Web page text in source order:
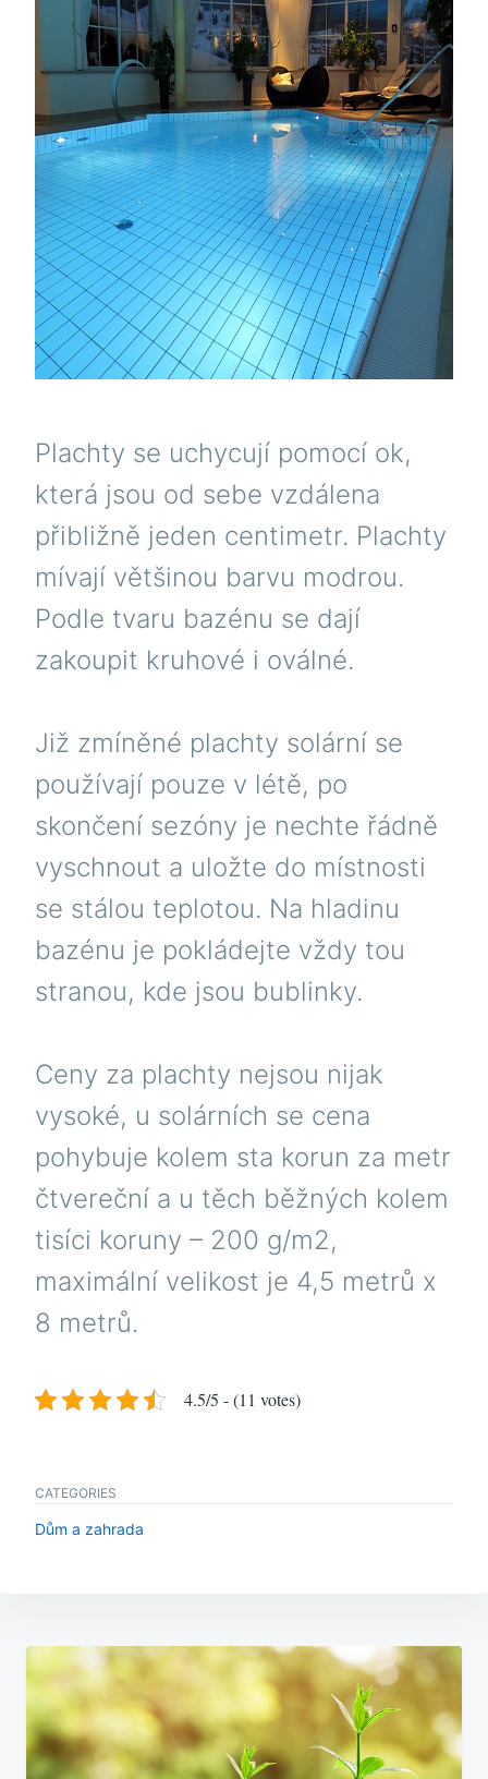
Plachty se uchycují pomocí ok,
která jsou od sebe vzdálena
přibližně jeden centimetr. Plachty
mívají většinou barvu modrou.
Podle tvaru bazénu se dají
zakoupit kruhové i oválné.
Již zmíněné plachty solární se
používají pouze v létě, po
skončení sezóny je nechte řádně
vyschnout a uložte do místnosti
se stálou teplotou. Na hladinu
bazénu je pokládejte vždy tou
stranou, kde jsou bublinky.
Ceny za plachty nejsou nijak
vysoké, u solárních se cena
pohybuje kolem sta korun za metr
čtvereční a u těch běžných kolem
tisíci koruny – 200 g/m2,
maximální velikost je 4,5 metrů x
8 metrů.
4.5/5 - (11 votes)
CATEGORIES
Dům a zahrada
Navigace
pro
příspěvek